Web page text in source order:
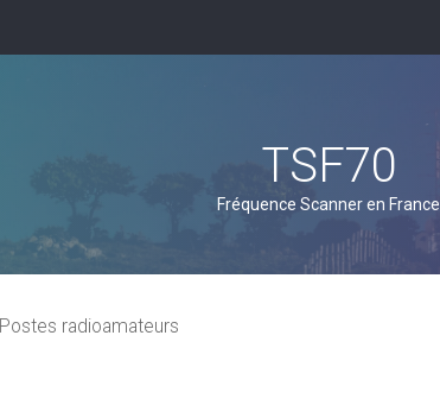
TSF70
Fréquence Scanner en France
Postes radioamateurs